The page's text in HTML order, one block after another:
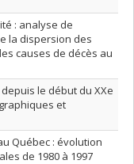
: analyse de
la dispersion des
causes de décès au
le début du XXe
et
Québec : évolution
de 1980 à 1997